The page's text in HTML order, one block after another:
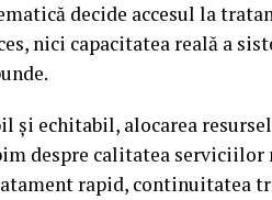
decide accesul la
nici capacitatea reală a
echitabil, alocarea
despre calitatea
rapid, continuitatea